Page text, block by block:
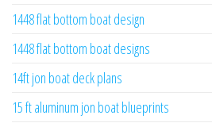
1448 flat bottom boat design
1448 flat bottom boat designs
14ft jon boat deck plans
15 ft aluminum jon boat blueprints